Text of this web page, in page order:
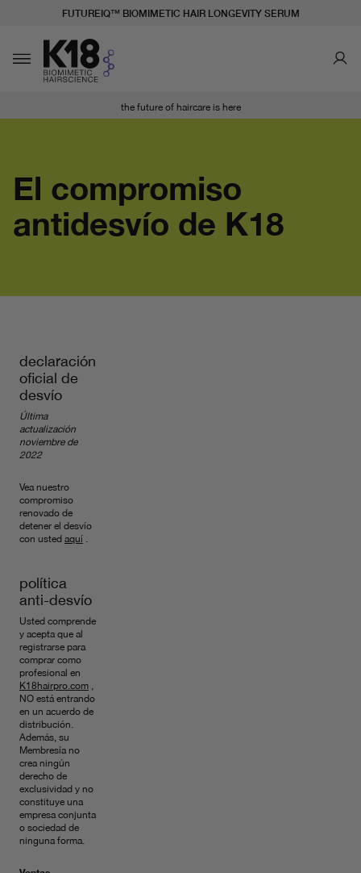
STATEMENT
CONTENIDOFUTUREIQ™ BIOMIMETIC HAIR LONGEVITY SERUM
Toggle navigation
the future of haircare is here
El compromiso
antidesvío de K18
declaración
oficial de
desvío
Última
actualización
noviembre de
2022
Vea nuestro
compromiso
renovado de
detener el desvío
con usted aquí .
política
anti-desvío
Usted comprende
y acepta que al
registrarse para
comprar como
profesional en
K18hairpro.com ,
NO está entrando
en un acuerdo de
distribución.
Además, su
Membresía no
crea ningún
derecho de
exclusividad y no
constituye una
empresa conjunta
o sociedad de
ninguna forma.